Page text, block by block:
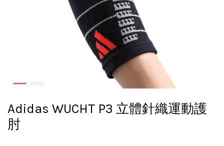
Adidas WUCHT P3 立體針織運動護
肘